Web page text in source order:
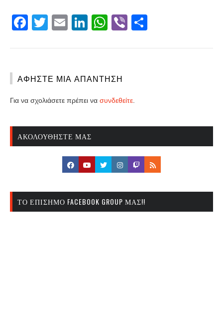
Facebook
Twitter
EmailLinkedIn
WhatsApp
Viber
ΑΦΉΣΤΕ ΜΙΑ ΑΠΆΝΤΗΣΗ
Για να σχολιάσετε πρέπει να συνδεθείτε
ΑΚΟΛΟΥΘΉΣΤΕ ΜΑΣ
ΤΟ ΕΠΊΣΗΜΟ FACEBOOK GROUP ΜΑΣ!!